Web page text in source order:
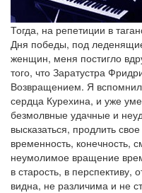
Тогда, на репетиции в
Дня победы, под
женщин, меня постигло
того, что Заратустра
Возвращением. Я
сердца Курехина, и уже
безмолвные удачные и
высказаться, продлить
временность, конечность,
неумолимое вращение
в старость, в перспективу,
видна, не различима и не